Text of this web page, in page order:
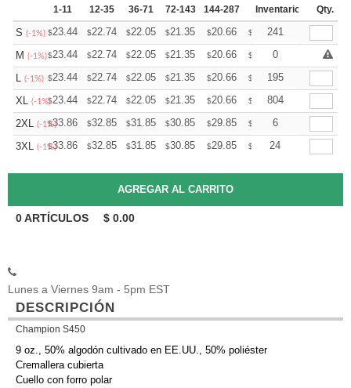
1-11 12-35 36-71 72-143 144-287 288 + Mas
Inventario Qty.
S (-1%) $23.44 $22.74 $22.05 $21.35 $20.66 $ 20.31
241
M (-1%)$23.44 $22.74 $22.05 $21.35 $20.66 $ 20.31
0
L (-1%) $23.44 $22.74 $22.05 $21.35 $20.66 $ 20.31
195
XL (-1%)$23.44 $22.74 $22.05 $21.35 $20.66 $ 20.31
804
2XL (-1%)
$33.86 $32.85 $31.85 $30.85 $29.85 $ 29.34
6
3XL (-1%)
$33.86 $32.85 $31.85 $30.85 $29.85 $ 29.34
24
0ARTÍCULOS $ 0.00
Lunes a Viernes 9am - 5pm EST
DESCRIPCIÓN
Champion S450
9 oz., 50% algodón cultivado en EE.UU., 50% poliéster
Cremallera cubierta
Cuello con forro polar